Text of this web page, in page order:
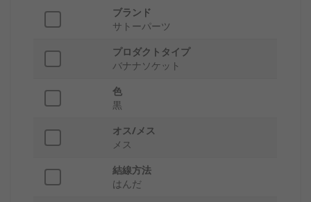
ブランド
サトーパーツ
プロダクトタイプ
バナナソケット
色
黒
オス/メス
メス
結線方法
はんだ